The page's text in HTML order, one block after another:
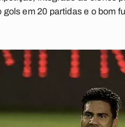
em 20 partidas e o bom